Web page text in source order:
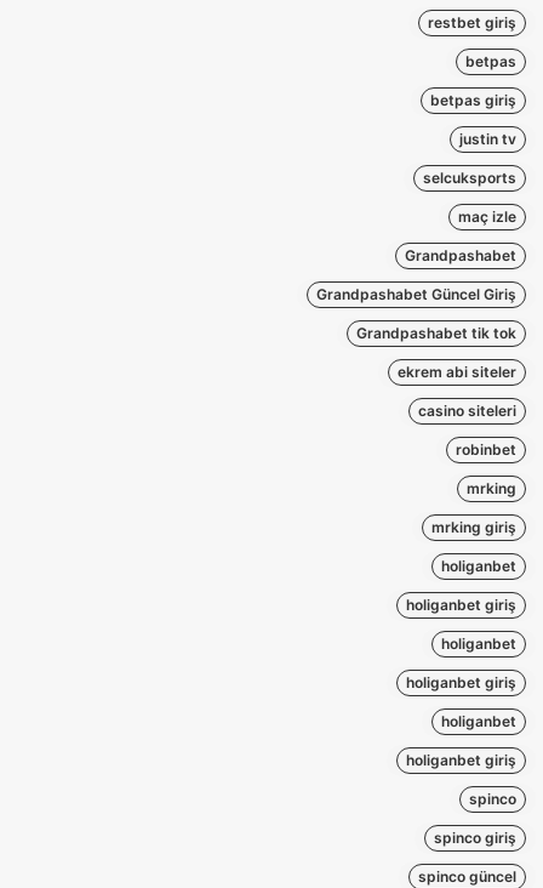
restbet giriş
betpas
betpas giriş
justin tv
selcuksports
maç izle
Grandpashabet
Grandpashabet Güncel Giriş
Grandpashabet tik tok
ekrem abi siteler
casino siteleri
robinbet
mrking
mrking giriş
holiganbet
holiganbet giriş
holiganbet
holiganbet giriş
holiganbet
holiganbet giriş
spinco
spinco giriş
spinco güncel